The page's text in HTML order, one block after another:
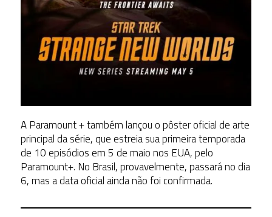
A Paramount + também lançou o pôster oficial de arte
principal da série, que estreia sua primeira temporada
de 10 episódios em 5 de maio nos EUA, pelo
Paramount+. No Brasil, provavelmente, passará no dia
6, mas a data oficial ainda não foi confirmada.